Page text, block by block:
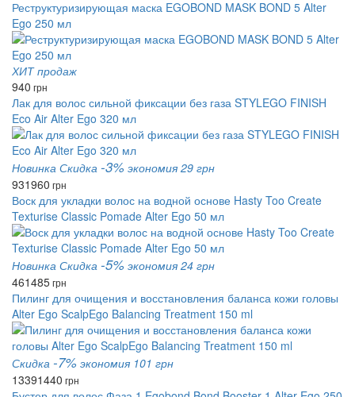
Реструктуризирующая маска EGOBOND MASK BOND 5 Alter
Ego 250 мл
ХИТ продаж
940 грн
Лак для волос сильной фиксации без газа STYLEGO FINISH
Eco Air Alter Ego 320 мл
Новинка Скидка -3% экономия 29 грн
931960 грн
Воск для укладки волос на водной основе Hasty Too Create
Texturise Classic Pomade Alter Ego 50 мл
Новинка Скидка -5% экономия 24 грн
461485грн
Пилинг для очищения и восстановления баланса кожи головы
Alter Ego ScalpEgo Balancing Treatment 150 ml
Скидка -7% экономия 101 грн
13391440 грн